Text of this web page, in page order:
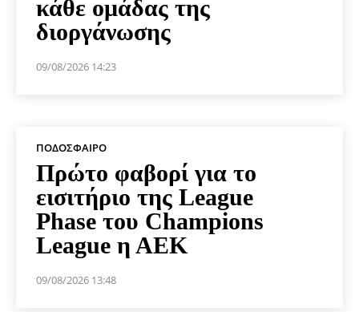
κάθε ομάδας της
διοργάνωσης
09/08/2026 14:23
ΠΟΔΌΣΦΑΙΡΟ
Πρώτο φαβορί για το
εισιτήριο της League
Phase του Champions
League η ΑΕΚ
09/08/2026 13:48